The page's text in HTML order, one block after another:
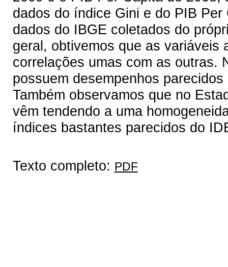
dados do índice Gini e do PIB
dados do IBGE coletados do
geral, obtivemos que as variáveis
correlações umas com as outras.
possuem desempenhos
Também observamos que no
vêm tendendo a uma
índices bastantes parecidos do
Texto completo: PDF